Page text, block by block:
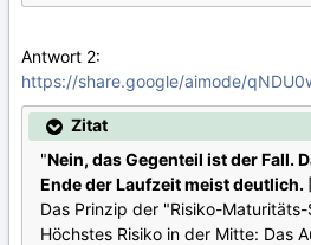
Antwort 2:
https://share.google/aimode/
Zitat
"Nein, das Gegenteil ist der Fall.
Ende der Laufzeit meist deutlich.
Das Prinzip der "Risiko-
Höchstes Risiko in der Mitte: Das